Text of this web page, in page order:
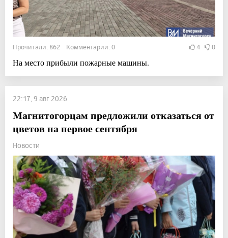
Прочитали: 862 Комментарии: 0 4 0
На место прибыли пожарные машины.
22:17, 9 авг 2026
Магнитогорцам предложили отказаться от
цветов на первое сентября
Новости